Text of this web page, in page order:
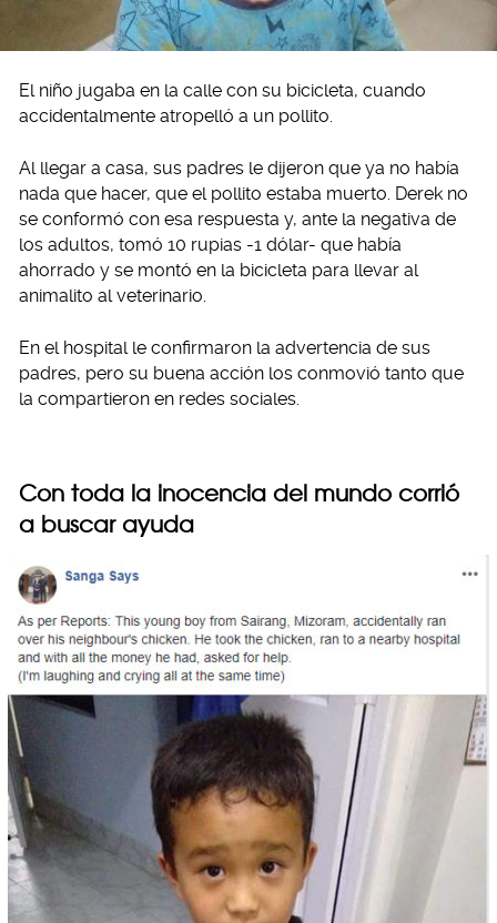
El niño jugaba en la calle con su bicicleta, cuando
accidentalmente atropelló a un pollito.
Al llegar a casa, sus padres le dijeron que ya no había
nada que hacer, que el pollito estaba muerto. Derek no
se conformó con esa respuesta y, ante la negativa de
los adultos, tomó 10 rupias -1 dólar- que había
ahorrado y se montó en la bicicleta para llevar al
animalito al veterinario.
En el hospital le confirmaron la advertencia de sus
padres, pero su buena acción los conmovió tanto que
la compartieron en redes sociales.
Con toda la inocencia del mundo corrió
a buscar ayuda